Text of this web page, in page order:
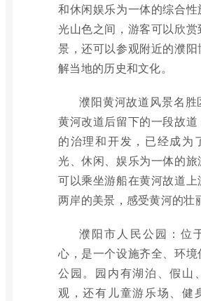
和休闲娱乐为一体的综合
光山色之间，游客可以欣
景，还可以参观附近的濮阳
解当地的历史和文化。
濮阳黄河故道风景名胜
黄河改道后留下的一段故
的治理和开发，已经成为
光、休闲、娱乐为一体的
可以乘坐游船在黄河故道
两岸的美景，感受黄河的壮
濮阳市人民公园：位
心，是一个设施齐全、环
公园。园内有湖泊、假山
观，还有儿童游乐场、健